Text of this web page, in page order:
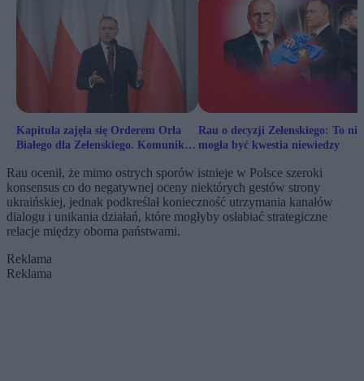
Kapituła zajęła się Orderem Orła
Białego dla Zełenskiego. Komunikat
Rau o decyzji Zełenskiego: To nie
mogła być kwestia niewiedzy
Rau ocenił, że mimo ostrych sporów istnieje w Polsce szeroki
konsensus co do negatywnej oceny niektórych gestów strony
ukraińskiej, jednak podkreślał konieczność utrzymania kanałów
dialogu i unikania działań, które mogłyby osłabiać strategiczne
relacje między oboma państwami.
Reklama
Reklama